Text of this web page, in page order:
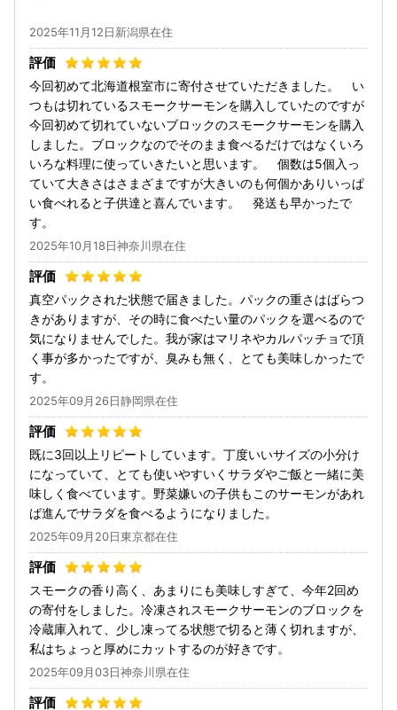
2025年11月12日新潟県在住
今回初めて北海道根室市に寄付させていただきました。 い
つもは切れているスモークサーモンを購入していたのですが
今回初めて切れていないブロックのスモークサーモンを購入
しました。ブロックなのでそのまま食べるだけではなくいろ
いろな料理に使っていきたいと思います。 個数は5個入っ
ていて大きさはさまざまですが大きいのも何個かありいっぱ
い食べれると子供達と喜んでいます。 発送も早かったで
す。
2025年10月18日神奈川県在住
真空パックされた状態で届きました。パックの重さはばらつ
きがありますが、その時に食べたい量のパックを選べるので
気になりませんでした。我が家はマリネやカルパッチョで頂
く事が多かったですが、臭みも無く、とても美味しかったで
す。
2025年09月26日静岡県在住
既に3回以上リピートしています。丁度いいサイズの小分け
になっていて、とても使いやすいくサラダやご飯と一緒に美
味しく食べています。野菜嫌いの子供もこのサーモンがあれ
ば進んでサラダを食べるようになりました。
2025年09月20日東京都在住
スモークの香り高く、あまりにも美味しすぎて、今年2回め
の寄付をしました。冷凍されスモークサーモンのブロックを
冷蔵庫入れて、少し凍ってる状態で切ると薄く切れますが、
私はちょっと厚めにカットするのが好きです。
2025年09月03日神奈川県在住